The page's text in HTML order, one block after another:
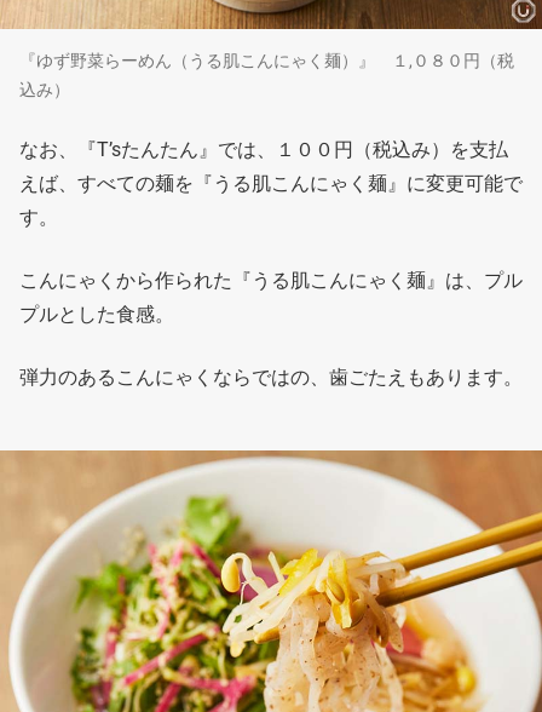
『ゆず野菜らーめん（うる肌こんにゃく麺）』 １,０８０円（税
込み）
なお、『T’sたんたん』では、１００円（税込み）を支払
えば、すべての麺を『うる肌こんにゃく麺』に変更可能で
す。
こんにゃくから作られた『うる肌こんにゃく麺』は、プル
プルとした食感。
弾力のあるこんにゃくならではの、歯ごたえもあります。